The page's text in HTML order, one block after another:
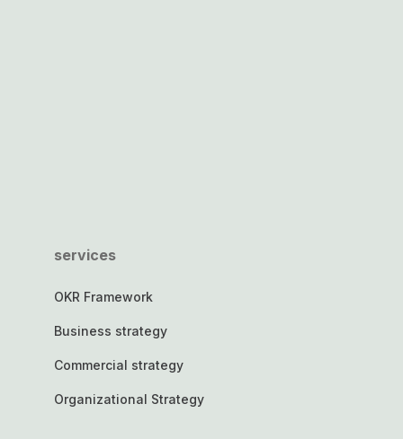
services
OKR Framework
Business strategy
Commercial strategy
Organizational Strategy